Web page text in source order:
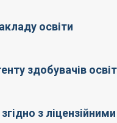
освіти
здобувачів
з